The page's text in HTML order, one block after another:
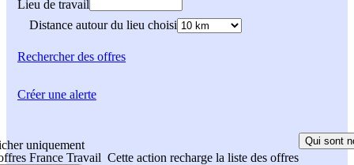
Lieu de travail
Distance autour du lieu choisi
Rechercherdes offres
uniquement
France Travail Cette action recharge la liste des offres
Qui sont
Créer une alerte